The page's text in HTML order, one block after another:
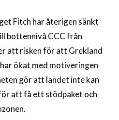
Fitch har återigen sänkt
bottennivå CCC från
att risken för att Grekland
ökat med motiveringen
gör att landet inte kan
att få ett stödpaket och